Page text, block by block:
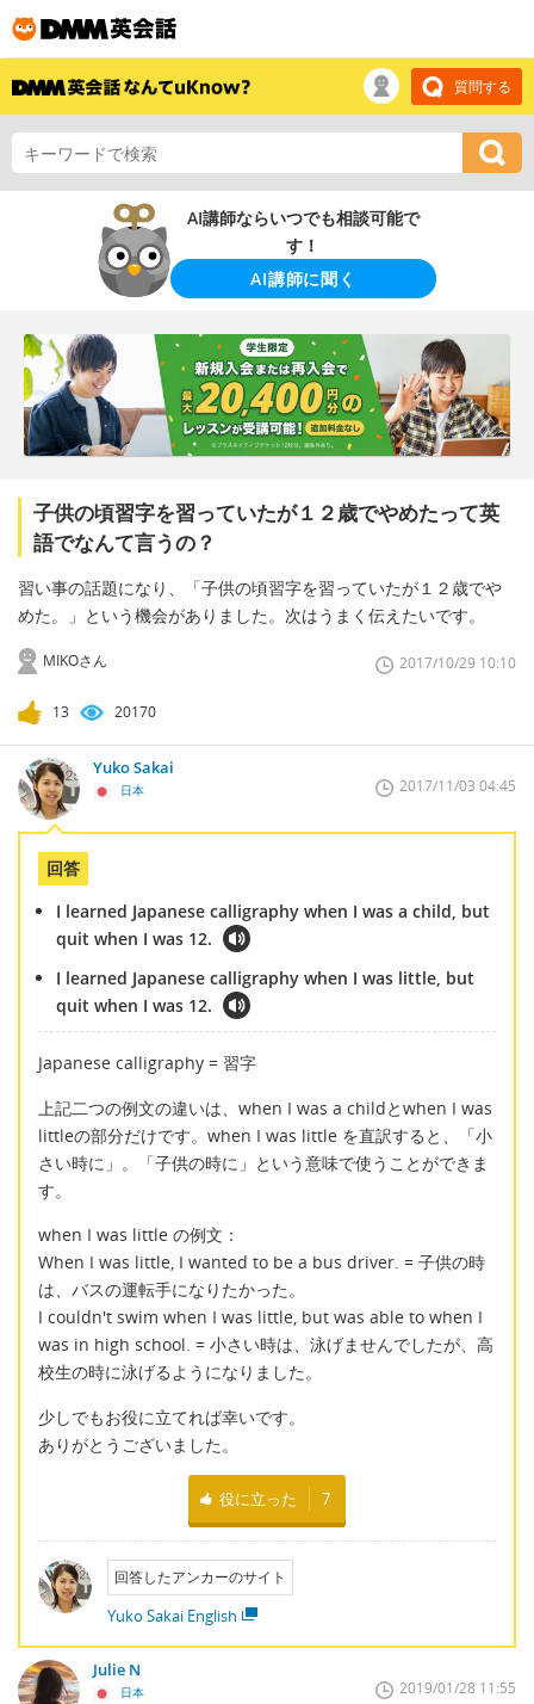
質問する
AI講師ならいつでも相談可能で
す！
AI講師に聞く
子供の頃習字を習っていたが１２歳でやめたって英
語でなんて言うの？
習い事の話題になり、「子供の頃習字を習っていたが１２歳でや
めた。」という機会がありました。次はうまく伝えたいです。
MIKOさん 2017/10/29 10:10
13 20170
Yuko Sakai
日本 2017/11/03 04:45
回答
I learned Japanese calligraphy when I was a child, but
quit when I was 12.
I learned Japanese calligraphy when I was little, but
quit when I was 12.
Japanese calligraphy = 習字
上記二つの例文の違いは、when I was a childとwhen I was
littleの部分だけです。when I was little を直訳すると、「小
さい時に」。「子供の時に」という意味で使うことができま
す。
when I was little の例文：
When I was little, I wanted to be a bus driver. = 子供の時
は、バスの運転手になりたかった。
I couldn't swim when I was little, but was able to when I
was in high school. = 小さい時は、泳げませんでしたが、高
校生の時に泳げるようになりました。
少しでもお役に立てれば幸いです。
ありがとうございました。
役に立った 7
回答したアンカーのサイト
Yuko Sakai English
Julie N
日本 2019/01/28 11:55